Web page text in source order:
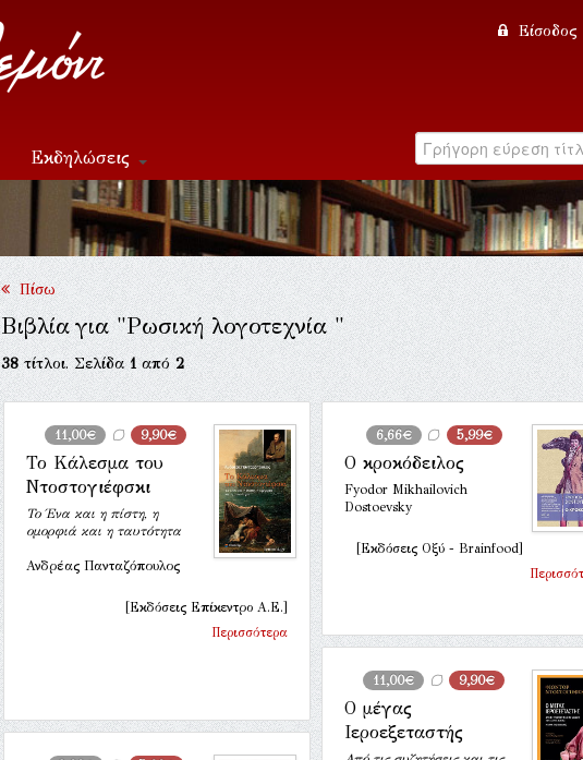
Είσοδος
Εκδηλώσεις
Πίσω
Βιβλία για "Ρωσική λογοτεχνία "
38τίτλοι. Σελίδα1από2
11,00€ 9,90€
Το Κάλεσμα του
Ντοστογιέφσκι
Το Ένα και η πίστη, η
ομορφιά και η ταυτότητα
Ανδρέας Πανταζόπουλος
[Εκδόσεις Επίκεντρο Α.Ε.]
Περισσότερα
6,66€ 5,99€
Ο κροκόδειλος
Fyodor Mikhailovich
Dostoevsky
[Εκδόσεις Οξύ - Brainfood]
11,00€ 9,90€
Ο μέγας
Ιεροεξεταστής